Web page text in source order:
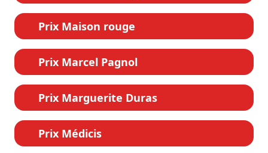
Prix Maison rouge
Prix Marcel Pagnol
Prix Marguerite Duras
Prix Médicis